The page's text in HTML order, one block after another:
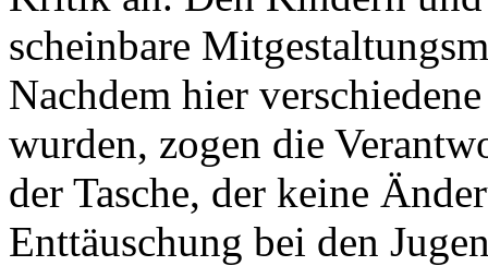
scheinbare
Nachdem hier
wurden, zogen die
der Tasche, der keine
Enttäuschung bei den